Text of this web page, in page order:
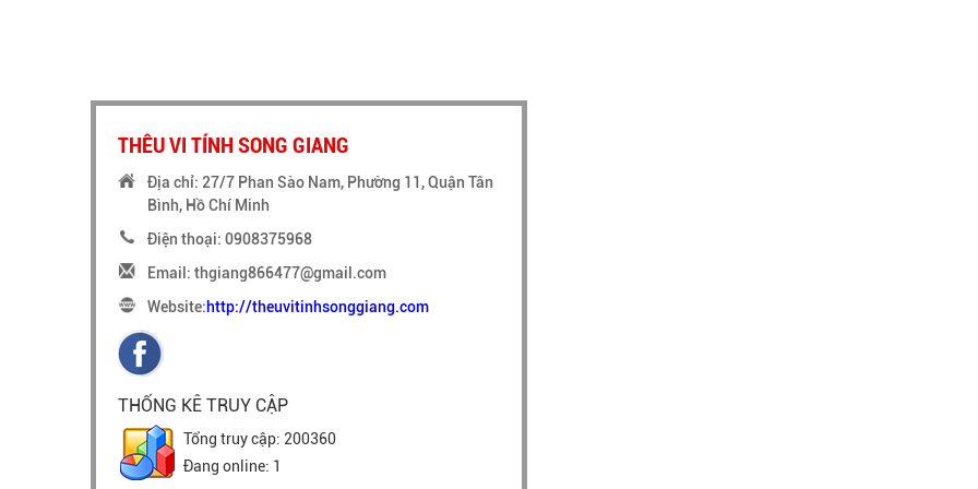
THÊU VI TÍNH SONG GIANG
Địa chỉ: 27/7 Phan Sào Nam, Phường 11, Quận Tân
Bình, Hồ Chí Minh
Điện thoại: 0908375968
Email: thgiang866477@gmail.com
Website:http://theuvitinhsonggiang.com
THỐNG KÊ TRUY CẬP
Tổng truy cập: 200360
Đang online: 1